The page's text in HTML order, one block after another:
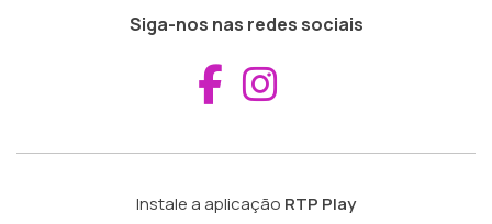
Siga-nos nas redes sociais
Aceder ao
Instale a aplicação RTP Play